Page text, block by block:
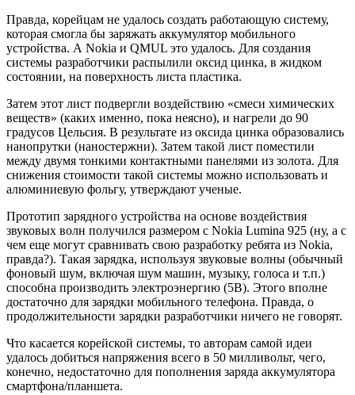
Правда, корейцам не удалось создать работающую систему,
которая смогла бы заряжать аккумулятор мобильного
устройства. А Nokia и QMUL это удалось. Для создания
системы разработчики распылили оксид цинка, в жидком
состоянии, на поверхность листа пластика.
Затем этот лист подвергли воздействию «смеси химических
веществ» (каких именно, пока неясно), и нагрели до 90
градусов Цельсия. В результате из оксида цинка образовались
нанопрутки (наностержни). Затем такой лист поместили
между двумя тонкими контактными панелями из золота. Для
снижения стоимости такой системы можно использовать и
алюминиевую фольгу, утверждают ученые.
Прототип зарядного устройства на основе воздействия
звуковых волн получился размером с Nokia Lumina 925 (ну, а с
чем еще могут сравнивать свою разработку ребята из Nokia,
правда?). Такая зарядка, используя звуковые волны (обычный
фоновый шум, включая шум машин, музыку, голоса и т.п.)
способна производить электроэнергию (5В). Этого вполне
достаточно для зарядки мобильного телефона. Правда, о
продолжительности зарядки разработчики ничего не говорят.
Что касается корейской системы, то авторам самой идеи
удалось добиться напряжения всего в 50 милливольт, чего,
конечно, недостаточно для пополнения заряда аккумулятора
смартфона/планшета.